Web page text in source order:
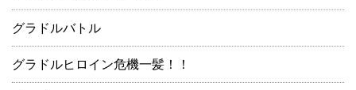
グラドルバトル
グラドルヒロイン危機一髪！！